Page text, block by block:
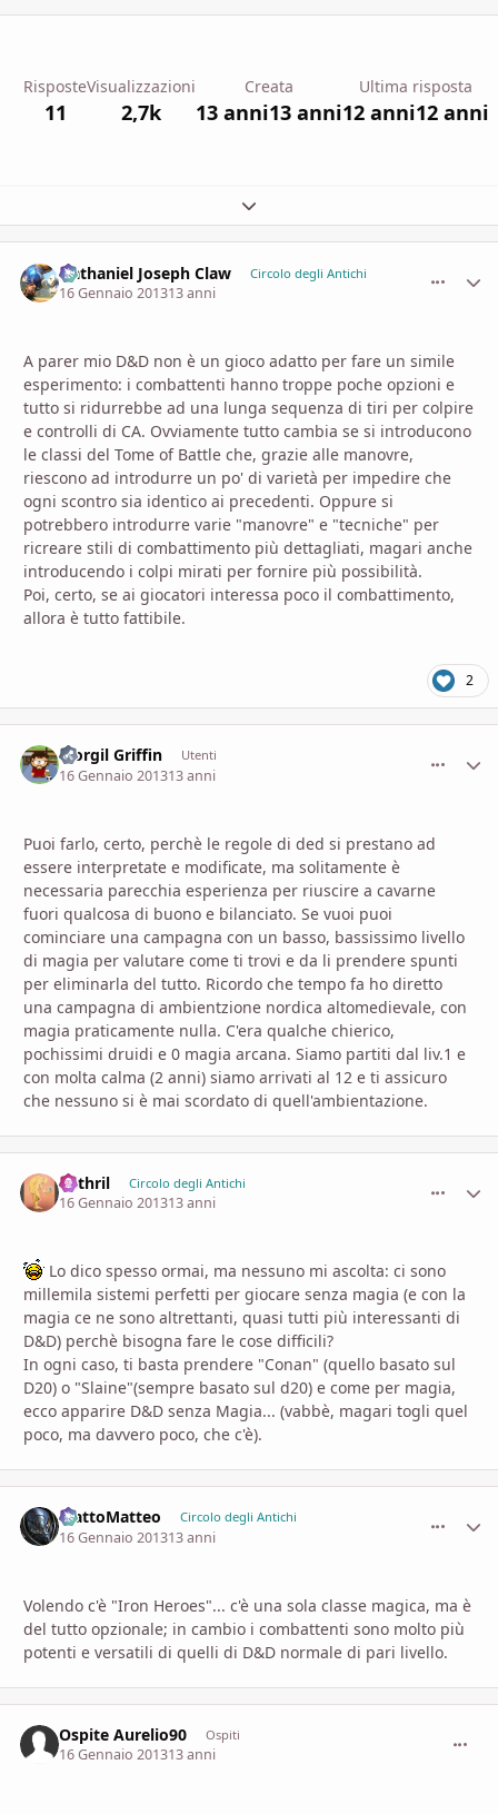
Risposte
11
Visualizzazioni
2,7k
Creata
13 anni13 anni
Ultima risposta
12 anni12 anni
Espandi panoramica del topic
Nathaniel Joseph Claw Circolo degli Antichi
16 Gennaio 201313 anni
A parer mio D&D non è un gioco adatto per fare un simile
esperimento: i combattenti hanno troppe poche opzioni e
tutto si ridurrebbe ad una lunga sequenza di tiri per colpire
e controlli di CA. Ovviamente tutto cambia se si introducono
le classi del Tome of Battle che, grazie alle manovre,
riescono ad introdurre un po' di varietà per impedire che
ogni scontro sia identico ai precedenti. Oppure si
potrebbero introdurre varie "manovre" e "tecniche" per
ricreare stili di combattimento più dettagliati, magari anche
introducendo i colpi mirati per fornire più possibilità.
Poi, certo, se ai giocatori interessa poco il combattimento,
allora è tutto fattibile.
2
Morgil Griffin Utenti
16 Gennaio 201313 anni
Puoi farlo, certo, perchè le regole di ded si prestano ad
essere interpretate e modificate, ma solitamente è
necessaria parecchia esperienza per riuscire a cavarne
fuori qualcosa di buono e bilanciato. Se vuoi puoi
cominciare una campagna con un basso, bassissimo livello
di magia per valutare come ti trovi e da li prendere spunti
per eliminarla del tutto. Ricordo che tempo fa ho diretto
una campagna di ambientzione nordica altomedievale, con
magia praticamente nulla. C'era qualche chierico,
pochissimi druidi e 0 magia arcana. Siamo partiti dal liv.1 e
con molta calma (2 anni) siamo arrivati al 12 e ti assicuro
che nessuno si è mai scordato di quell'ambientazione.
Mithril Circolo degli Antichi
16 Gennaio 201313 anni
Lo dico spesso ormai, ma nessuno mi ascolta: ci sono
millemila sistemi perfetti per giocare senza magia (e con la
magia ce ne sono altrettanti, quasi tutti più interessanti di
D&D) perchè bisogna fare le cose difficili?
In ogni caso, ti basta prendere "Conan" (quello basato sul
D20) o "Slaine"(sempre basato sul d20) e come per magia,
ecco apparire D&D senza Magia... (vabbè, magari togli quel
poco, ma davvero poco, che c'è).
MattoMatteo Circolo degli Antichi
16 Gennaio 201313 anni
Volendo c'è "Iron Heroes"... c'è una sola classe magica, ma è
del tutto opzionale; in cambio i combattenti sono molto più
potenti e versatili di quelli di D&D normale di pari livello.
Ospite Aurelio90 Ospiti
16 Gennaio 201313 anni